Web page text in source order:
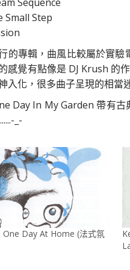
Small Step
的專輯，曲風比較屬於實
感覺有點像是 DJ Krush 的
入化，很多曲子呈現的相當
Day In My Garden 帶有
_-
One Day At Home (法式氛